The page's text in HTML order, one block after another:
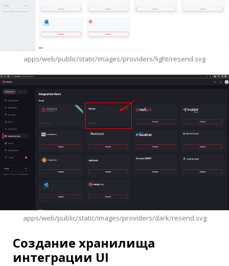
apps/web/public/static/images/providers/light/resend.svg
apps/web/public/static/images/providers/dark/resend.svg
Создание хранилища
интеграции UI